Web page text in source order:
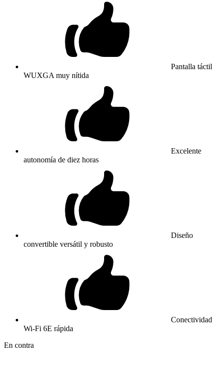
Pantalla táctil
WUXGA muy nítida
Excelente
autonomía de diez horas
Diseño
convertible versátil y robusto
Conectividad
Wi-Fi 6E rápida
En contra